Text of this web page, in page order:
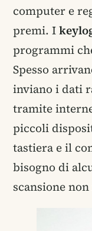
computer e
premi. I
programmi
Spesso
inviano i dati
tramite
piccoli
tastiera e il
bisogno di
scansione